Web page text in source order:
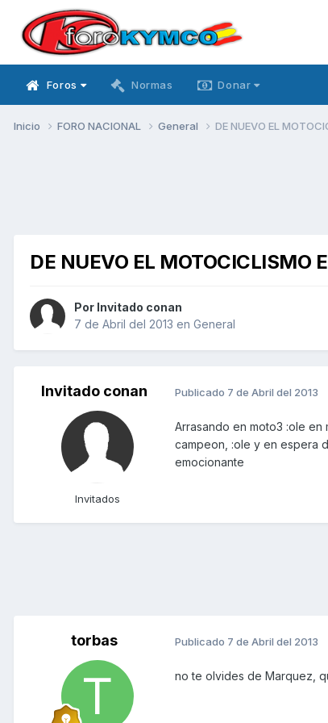
Foros Normas Donar
Inicio FORO NACIONAL General DE NUEVO EL
DE NUEVO EL MOTOCICLISMO
Por Invitado conan
7 de Abril del 2013 en General
Invitado conan
Invitados
Publicado 7 de Abril del 2013
Arrasando en moto3 :ole
campeon, :ole y en espera
emocionante
torbas Publicado 7 de Abril del 2013
no te olvides de Marquez,